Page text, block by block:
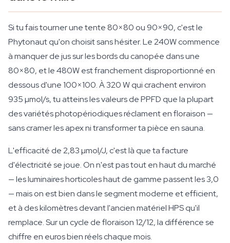
Si tu fais tourner une tente 80×80 ou 90×90, c'est le
Phytonaut qu'on choisit sans hésiter. Le 240W commence
à manquer de jus sur les bords du canopée dans une
80×80, et le 480W est franchement disproportionné en
dessous d'une 100×100. À 320 W qui crachent environ
935 µmol/s, tu atteins les valeurs de PPFD que la plupart
des variétés photopériodiques réclament en floraison —
sans cramer les apex ni transformer ta pièce en sauna.
L'efficacité de 2,83 µmol/J, c'est là que ta facture
d'électricité se joue. On n'est pas tout en haut du marché
— les luminaires horticoles haut de gamme passent les 3,0
— mais on est bien dans le segment moderne et efficient,
et à des kilomètres devant l'ancien matériel HPS qu'il
remplace. Sur un cycle de floraison 12/12, la différence se
chiffre en euros bien réels chaque mois.